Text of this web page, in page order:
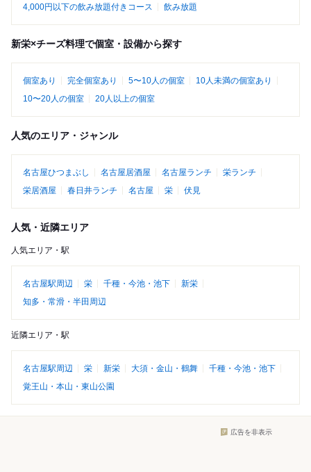
4,000円以下の飲み放題付きコース
飲み放題
新栄×チーズ料理で個室・設備から探す
個室あり 完全個室あり 5〜10人の個室
10人未満の個室あり
10〜20人の個室
20人以上の個室
人気のエリア・ジャンル
名古屋ひつまぶし 名古屋居酒屋 名古屋ランチ
栄ランチ
栄居酒屋
春日井ランチ 名古屋 栄 伏見
人気・近隣エリア
人気エリア・駅
名古屋駅周辺 栄 千種・今池・池下
新栄
知多・常滑・半田周辺
近隣エリア・駅
名古屋駅周辺 栄 新栄 大須・金山・鶴舞
千種・今池・池下
覚王山・本山・東山公園
広告を非表示